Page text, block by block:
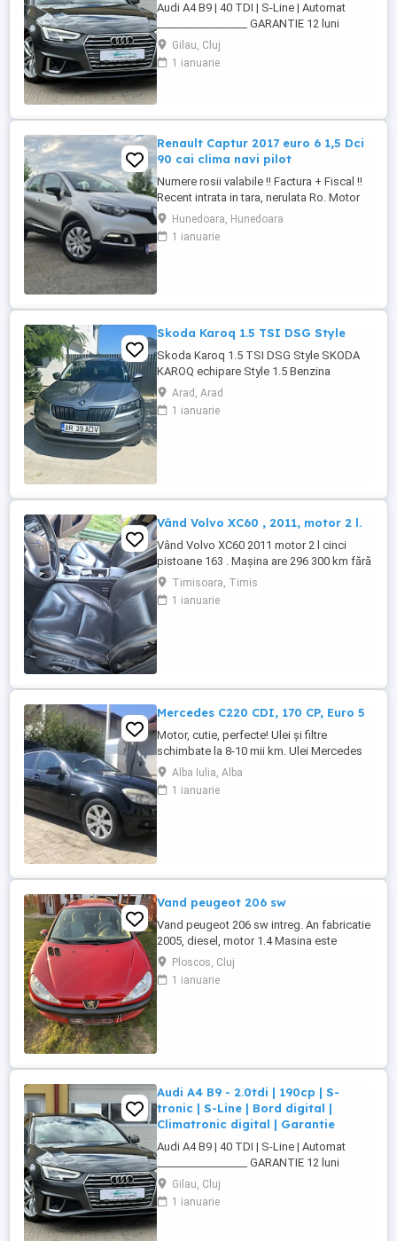
Audi A4 B9 | 40 TDI | S-Line | Automat
_________________ GARANTIE 12 luni
(motor, cutie de viteze, turbina
supraalimentare, pompa apa, etc) Livrare
gratuita la domiciliu (in limita a 100km)
Banca Transilvania, Mogo, ...
Gilau, Cluj
1 ianuarie
Renault Captur 2017 euro 6 1,5 Dci
90 cai clima navi pilot
Numere rosii valabile !! Factura + Fiscal !!
Recent intrata in tara, nerulata Ro. Motor
de 1,5 diesel, 90 cai, euro 6. Cutie
manuala. Consum 4,5 %. Km Reali. Carte
service ! Fara elemente revopsite.
Hunedoara, Hunedoara
1 ianuarie
Skoda Karoq 1.5 TSI DSG Style
Skoda Karoq 1.5 TSI DSG Style SKODA
KAROQ echipare Style 1.5 Benzina
Automatic Acest SUV din 2020
impresionează prin designul său modern
și confortul oferit. Vehiculul este bine
Arad, Arad
1 ianuarie
Vând Volvo XC60 , 2011, motor 2 l.
Vând Volvo XC60 2011 motor 2 l cinci
pistoane 163 . Mașina are 296 300 km fără
probleme mecanice si estetice. Dotări
scaune piele cu reglaje automate , cutie
manuala , GPS si camera marșarier,
Timisoara, Timis
1 ianuarie
Mercedes C220 CDI, 170 CP, Euro 5
Motor, cutie, perfecte! Ulei și filtre
schimbate la 8-10 mii km. Ulei Mercedes
15 W - 30. Echipamente si caracteristici
speciale: Sistem de navigație COMAND
APS: Sistem de navigație integrat
Alba Iulia, Alba
1 ianuarie
Vand peugeot 206 sw
Vand peugeot 206 sw intreg. An fabricatie
2005, diesel, motor 1.4 Masina este
radiata. Pentru mai multe detalii va rog
sunati la nr. de telefon afisat:
Ploscos, Cluj
1 ianuarie
Audi A4 B9 - 2.0tdi | 190cp | S-
tronic | S-Line | Bord digital |
Climatronic digital | Garantie
Audi A4 B9 | 40 TDI | S-Line | Automat
_________________ GARANTIE 12 luni
(motor, cutie de viteze, turbina
supraalimentare, pompa apa, etc) Livrare
gratuita la domiciliu (in limita a 100km)
Gilau, Cluj
1 ianuarie